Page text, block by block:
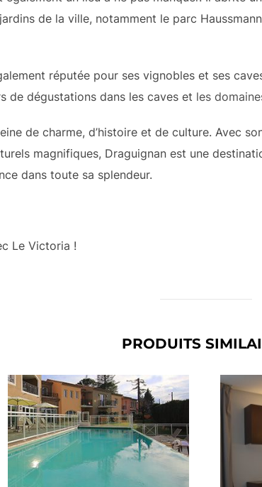
de la ville, notamment le parc
réputée pour ses vignobles et ses
de dégustations dans les caves et les
de charme, d’histoire et de culture. Avec
magnifiques, Draguignan est une
dans toute sa splendeur.
Le Victoria !
PRODUITS